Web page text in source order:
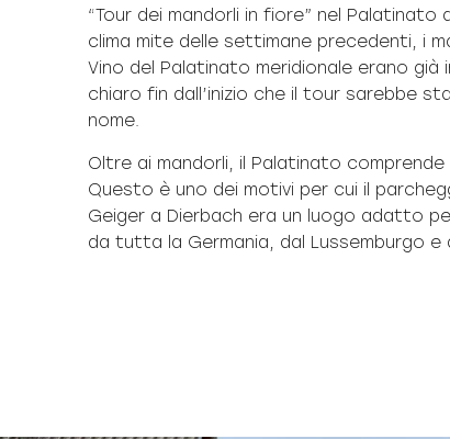
“Tour dei mandorli in fiore” nel Palatinato
clima mite delle settimane precedenti, i
Vino del Palatinato meridionale erano già
chiaro fin dall’inizio che il tour sarebbe
nome.
Oltre ai mandorli, il Palatinato
Questo è uno dei motivi per cui il
Geiger a Dierbach era un luogo adatto
da tutta la Germania, dal Lussemburgo e